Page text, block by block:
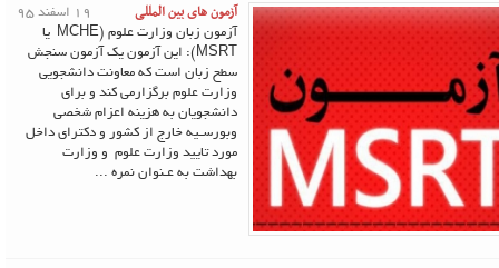
آزمون های بین المللی
19 اسفند 95
آزمون زبان وزارت علوم (MCHE یا
MSRT): این آزمون یک آزمون سنجش
سطح زبان است که معاونت دانشجویی
وزارت علوم برگزارمی کند و برای
دانشجویان به هزینه اعزام شخصی
وبورسـیه خارج از کشور و دکترای داخل
مورد تایید وزارت علوم و وزارت
بهداشت به عـنوان نمره ...